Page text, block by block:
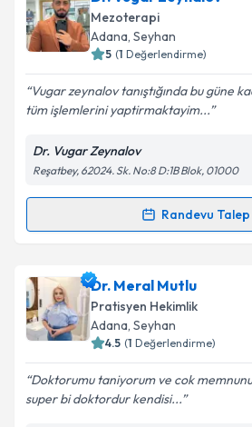
oluşturun. Size bu uzmandan
takvim hazırlandığında e-posta
Kişisel verilerimin
Metni'ni okudum ve kişisel
kapsamda işlenmesini kabul
Mezoterapi
Adana, Seyhan
5 (1 Değerlendirme)
Vugar zeynalov tanıştığında bu güne
tüm işlemlerini yaptirmaktayim...
Dr. Vugar Zeynalov
Reşatbey, 62024. Sk. No:8 D:1B Blok, 01000
Randevu Talep
Randevu Takvimi Talebi
Dr. Vugar Zeynaloviçin
oluşturun. Size bu uzmandan
takvim hazırlandığında e-posta
Dr. Meral Mutlu
Pratisyen Hekimlik
Adana, Seyhan
4.5 (1 Değerlendirme)
Doktorumu taniyorum ve cok
super bi doktordur kendisi...